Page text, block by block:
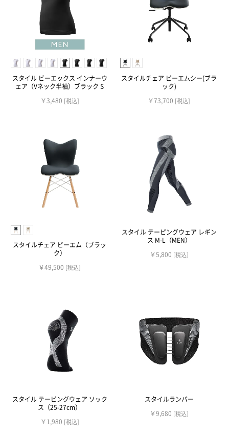
スタイル ビーエックス インナーウ
ェア（Vネック半袖）ブラック S
￥3,480 [税込]
スタイルチェア ピーエムシー(ブラ
ック)
￥73,700 [税込]
スタイルチェア ピーエム（ブラッ
ク）
￥49,500 [税込]
スタイル テーピングウェア レギン
ス M-L（MEN）
￥5,800 [税込]
スタイル テーピングウェア ソック
ス（25-27cm）
￥1,980 [税込]
スタイルランバー
￥9,680 [税込]